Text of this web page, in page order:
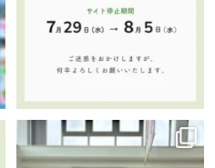
8月4日(火)まで、西置賜生協さんによ
る『原爆写真展』を開催しておりま